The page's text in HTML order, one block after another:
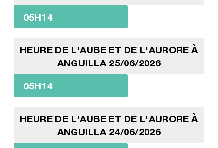
05H14
HEURE DE L'AUBE ET DE L'AURORE À
ANGUILLA 25/06/2026
05H14
HEURE DE L'AUBE ET DE L'AURORE À
ANGUILLA 24/06/2026